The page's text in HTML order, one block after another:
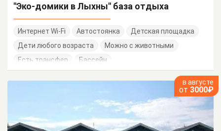
"Эко-домики в Лыхны" база отдыха
Интернет Wi-Fi Автостоянка
Детская площадка
Дети любого возраста
Можно с животными
Есть трансфер
Бассейн
в августе
от 3000₽